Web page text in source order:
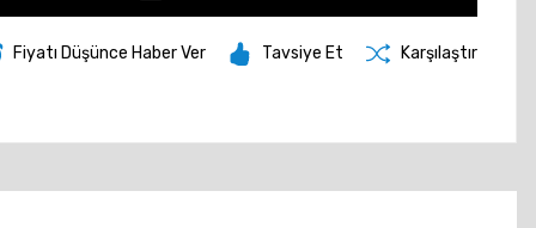
Fiyatı Düşünce Haber Ver Tavsiye Et Karşılaştır